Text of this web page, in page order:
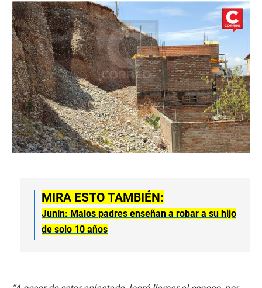
MIRA ESTO TAMBIÉN:
Junín: Malos padres enseñan a robar a su hijo
de solo 10 años